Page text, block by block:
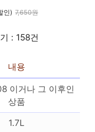
인) 7,650원
: 158건
내용
이거나 그 이후인
상품
1.7L